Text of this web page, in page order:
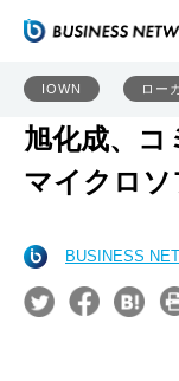
IOWN ロー
旭化成、コ
マイクロ
BUSINESS